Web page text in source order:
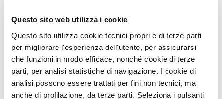
Questo sito web utilizza i cookie
Questo sito utilizza cookie tecnici propri e di terze parti
per migliorare l'esperienza dell'utente, per assicurarsi
che funzioni in modo efficace, nonché cookie di terze
parti, per analisi statistiche di navigazione. I cookie di
analisi possono essere trattati per fini non tecnici, ma
anche di profilazione, da terze parti. Seleziona i pulsanti
La proposta mira a potenziare la partecipazione
attiva delle/dei cittadine/i nella vita civica e sociale
del territorio attraverso co-progettazione, attività di
engagement del territorio e laboratori di advocacy.